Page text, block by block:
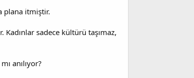
plana itmiştir.
sadece kültürü taşımaz,
anılıyor?